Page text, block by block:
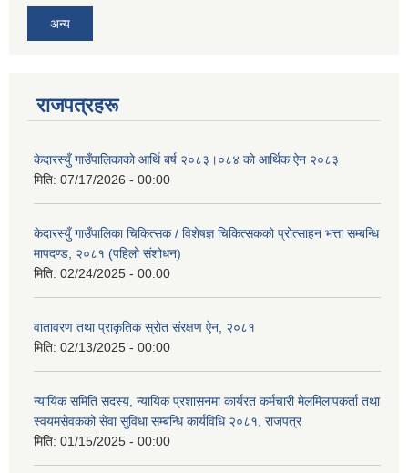
अन्य
राजपत्रहरू
केदारस्युँ गाउँपालिकाकाे आर्थि बर्ष २०८३।०८४ काे आर्थिक ऐन २०८३
मिति: 07/17/2026 - 00:00
केदारस्युँ गाउँपालिका चिकित्सक / विशेषज्ञ चिकित्सकको प्रोत्साहन भत्ता सम्बन्धि
मापदण्ड, २०८१ (पहिलो संशोधन)
मिति: 02/24/2025 - 00:00
वातावरण तथा प्राकृतिक स्रोत संरक्षण ऐन, २०८१
मिति: 02/13/2025 - 00:00
न्यायिक समिति सदस्य, न्यायिक प्रशासनमा कार्यरत कर्मचारी मेलमिलापकर्ता तथा
स्वयमसेवकको सेवा सुविधा सम्बन्धि कार्यविधि २०८१, राजपत्र
मिति: 01/15/2025 - 00:00